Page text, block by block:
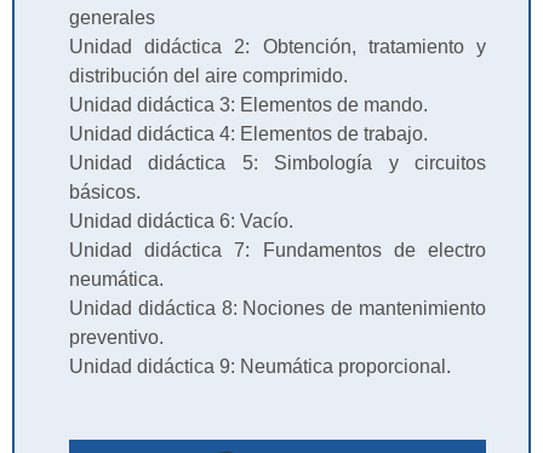
generales
Unidad didáctica 2: Obtención, tratamiento y
distribución del aire comprimido.
Unidad didáctica 3: Elementos de mando.
Unidad didáctica 4: Elementos de trabajo.
Unidad didáctica 5: Simbología y circuitos
básicos.
Unidad didáctica 6: Vacío.
Unidad didáctica 7: Fundamentos de electro
neumática.
Unidad didáctica 8: Nociones de mantenimiento
preventivo.
Unidad didáctica 9: Neumática proporcional.